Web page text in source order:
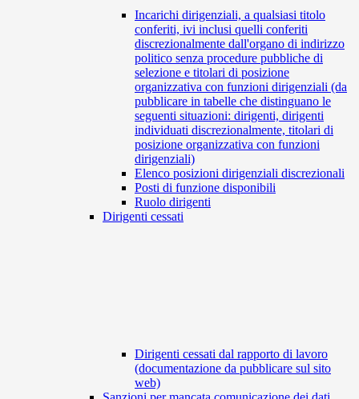
Incarichi dirigenziali, a qualsiasi titolo
conferiti, ivi inclusi quelli conferiti
discrezionalmente dall'organo di indirizzo
politico senza procedure pubbliche di
selezione e titolari di posizione
organizzativa con funzioni dirigenziali (da
pubblicare in tabelle che distinguano le
seguenti situazioni: dirigenti, dirigenti
individuati discrezionalmente, titolari di
posizione organizzativa con funzioni
dirigenziali)
Elenco posizioni dirigenziali discrezionali
Posti di funzione disponibili
Ruolo dirigenti
Dirigenti cessati
Dirigenti cessati dal rapporto di lavoro
(documentazione da pubblicare sul sito
web)